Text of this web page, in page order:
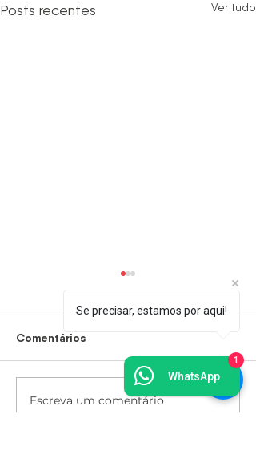
Posts recentes Ver tudo
N3 Coworking celebra
Comentários
Escreva um comentário
Se precisar, estamos por aqui!
WhatsApp
1